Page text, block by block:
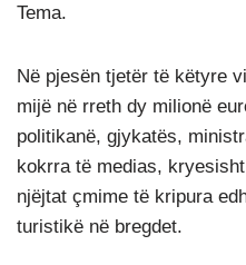
Tema.
Në pjesën tjetër të këtyre
mijë në rreth dy milionë
politikanë, gjykatës,
kokrra të medias,
njëjtat çmime të kripura
turistikë në bregdet.